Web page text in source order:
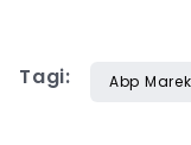
Tagi: Abp